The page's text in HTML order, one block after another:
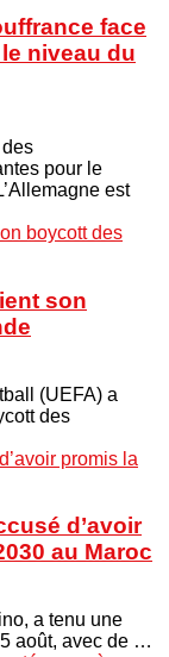
face
niveau du
pour le
est
son
(UEFA) a
des
d’avoir
au Maroc
a tenu une
août, avec de …